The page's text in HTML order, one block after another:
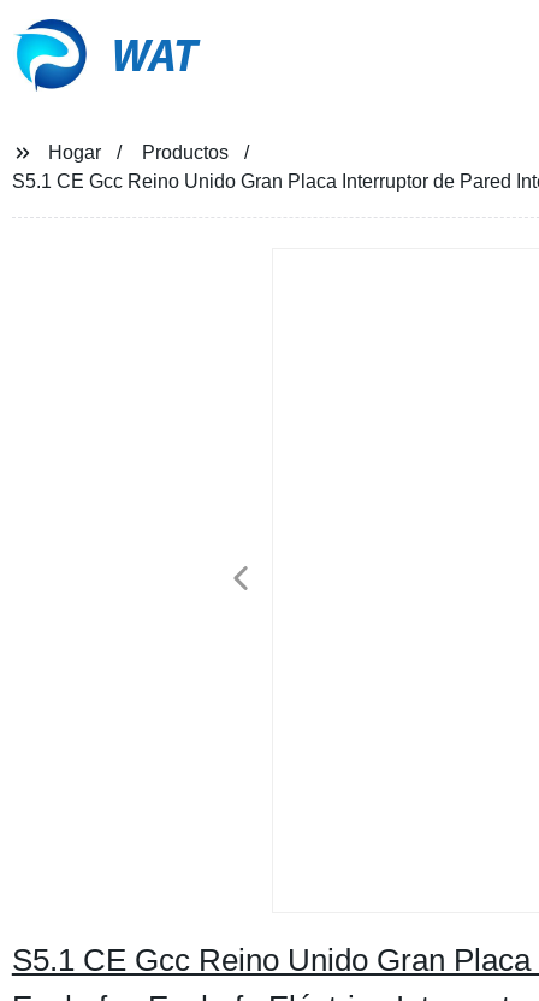
WAT
Hogar
Productos
S5.1 CE Gcc Reino Unido Gran Placa Interruptor de Pared
S5.1 CE Gcc Reino Unido Gran